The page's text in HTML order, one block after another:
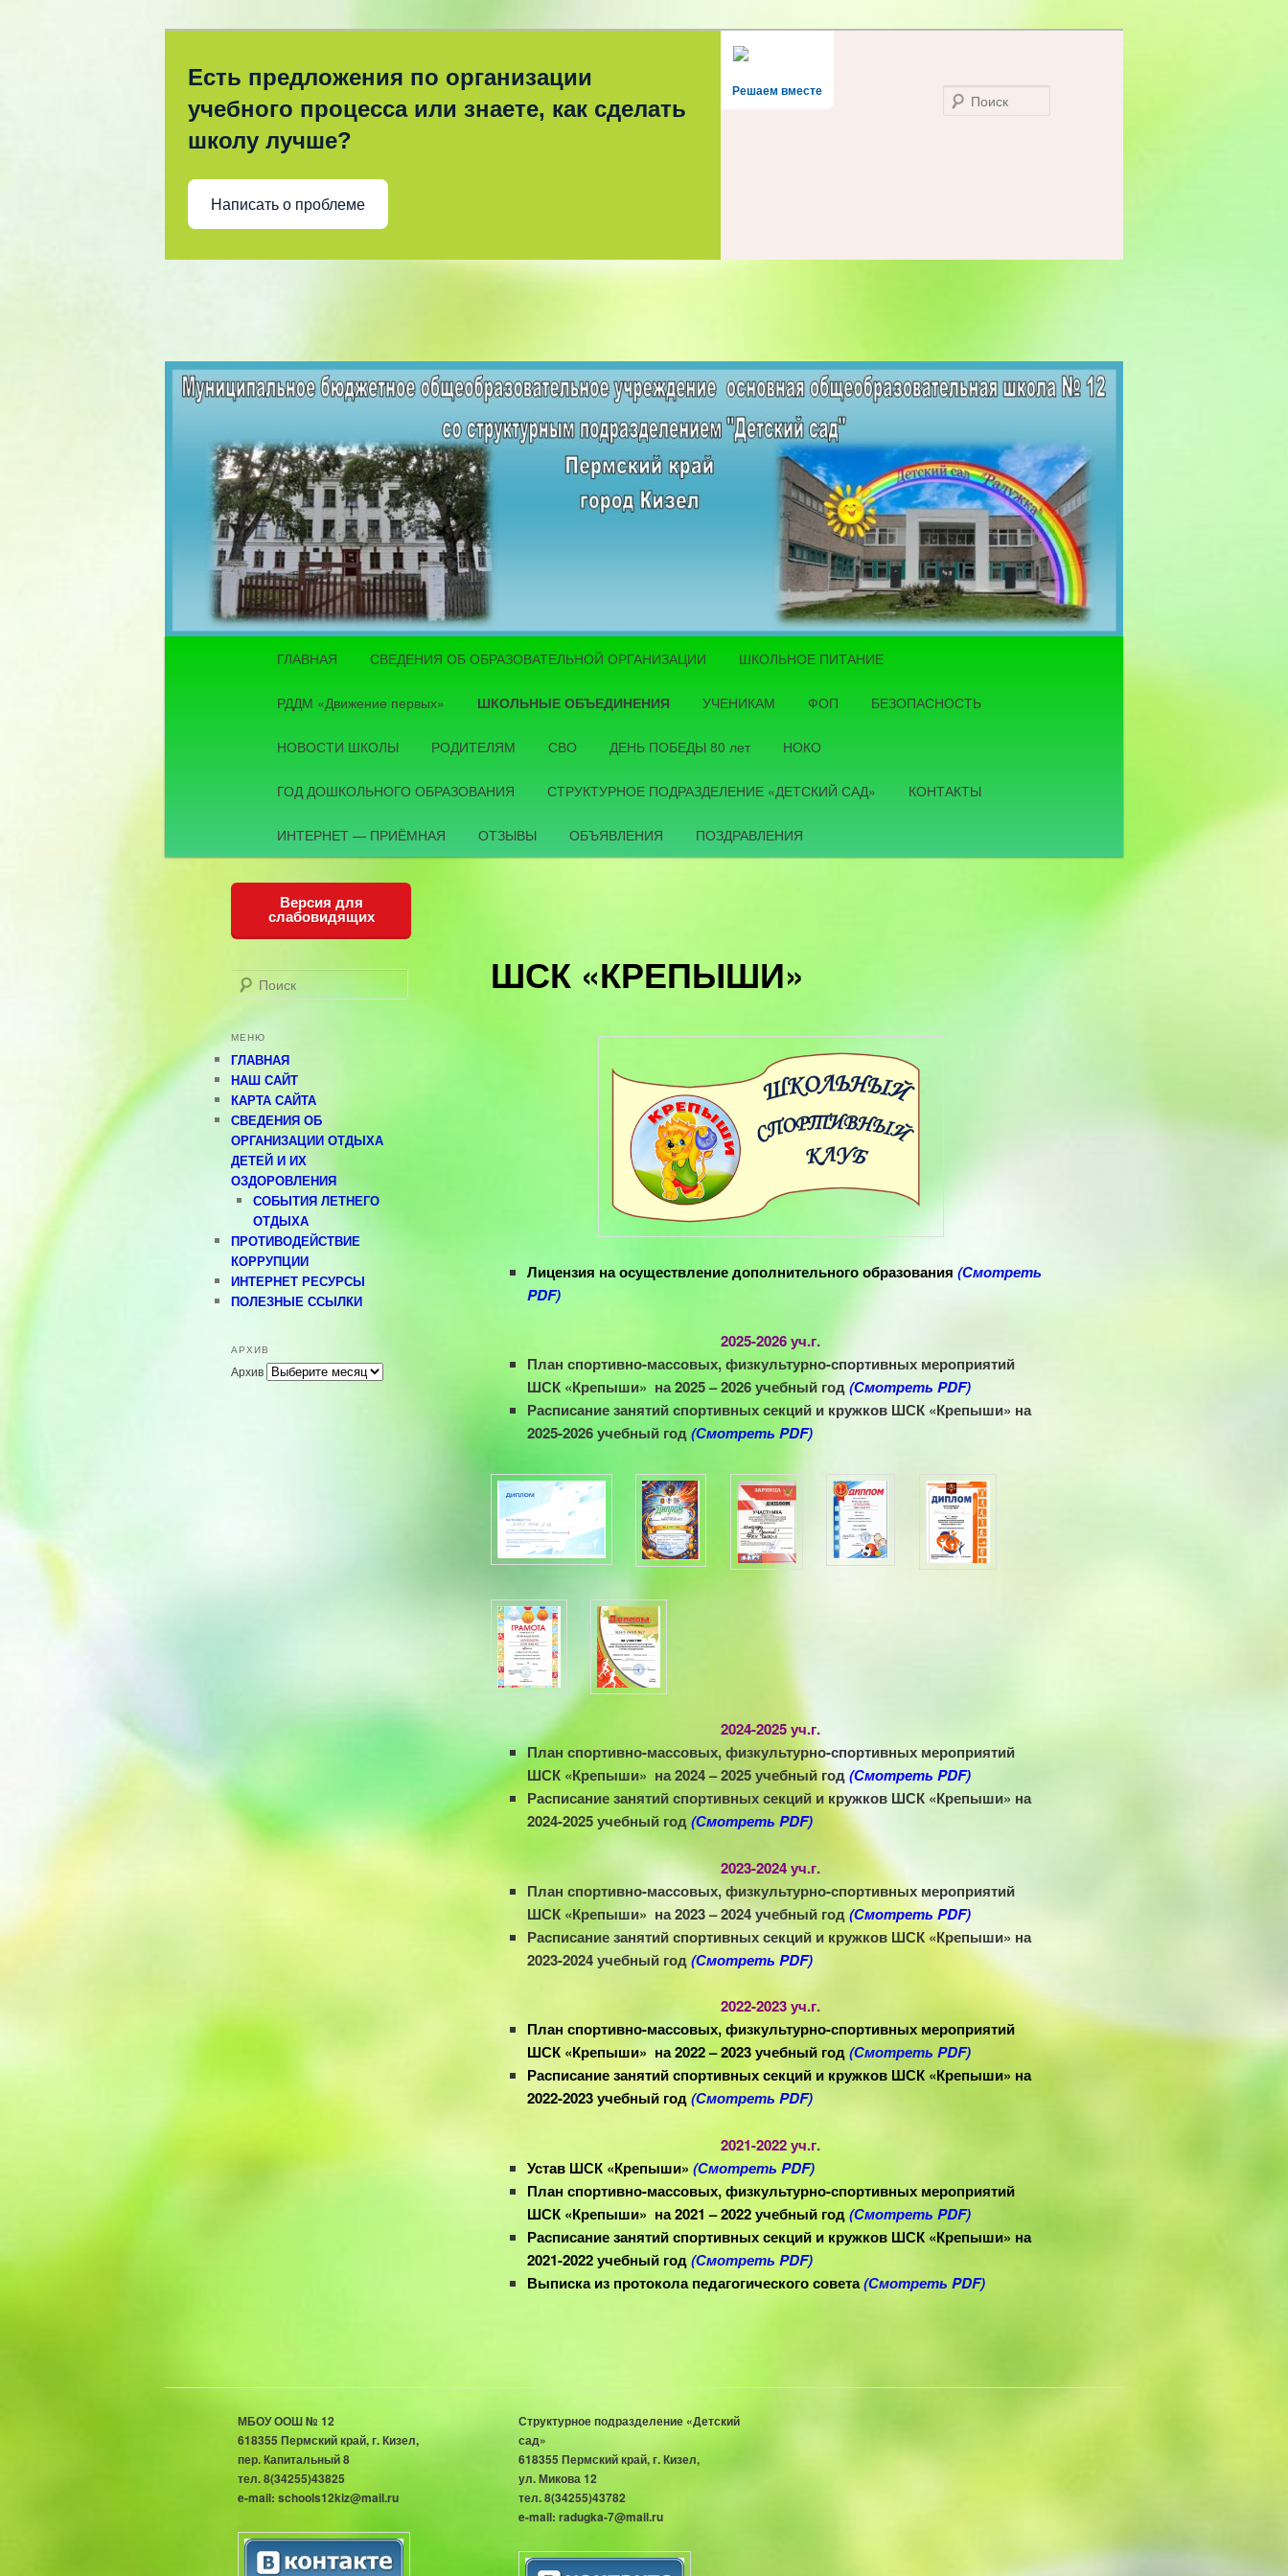
Решаем вместе
Есть предложения по организации
учебного процесса или знаете, как сделать
школу лучше?
Написать о проблеме
Перейти к основному содержимому
ГЛАВНАЯ СВЕДЕНИЯ ОБ ОБРАЗОВАТЕЛЬНОЙ ОРГАНИЗАЦИИ ШКОЛЬНОЕ ПИТАНИЕ
РДДМ «Движение первых» ШКОЛЬНЫЕ ОБЪЕДИНЕНИЯ УЧЕНИКАМ ФОП БЕЗОПАСНОСТЬ
НОВОСТИ ШКОЛЫ РОДИТЕЛЯМ СВО ДЕНЬ ПОБЕДЫ 80 лет НОКО
ГОД ДОШКОЛЬНОГО ОБРАЗОВАНИЯ СТРУКТУРНОЕ ПОДРАЗДЕЛЕНИЕ «ДЕТСКИЙ САД» КОНТАКТЫ
ИНТЕРНЕТ — ПРИЁМНАЯ ОТЗЫВЫ ОБЪЯВЛЕНИЯ ПОЗДРАВЛЕНИЯ
ШСК «КРЕПЫШИ»
Лицензия на осуществление дополнительного образования (Смотреть
PDF)
2025-2026 уч.г.
План спортивно-массовых, физкультурно-спортивных мероприятий
ШСК «Крепыши» на 2025 – 2026 учебный год(Смотреть PDF)
Расписание занятий спортивных секций и кружков ШСК «Крепыши» на
2025-2026 учебный год(Смотреть PDF)
2024-2025 уч.г.
План спортивно-массовых, физкультурно-спортивных мероприятий
ШСК «Крепыши» на 2024 – 2025 учебный год(Смотреть PDF)
Расписание занятий спортивных секций и кружков ШСК «Крепыши» на
2024-2025 учебный год(Смотреть PDF)
2023-2024 уч.г.
План спортивно-массовых, физкультурно-спортивных мероприятий
ШСК «Крепыши» на 2023 – 2024 учебный год(Смотреть PDF)
Расписание занятий спортивных секций и кружков ШСК «Крепыши» на
2023-2024 учебный год(Смотреть PDF)
2022-2023 уч.г.
План спортивно-массовых, физкультурно-спортивных мероприятий
ШСК «Крепыши» на 2022 – 2023 учебный год(Смотреть PDF)
Расписание занятий спортивных секций и кружков ШСК «Крепыши» на
2022-2023 учебный год(Смотреть PDF)
2021-2022 уч.г.
Устав ШСК «Крепыши» (Смотреть PDF)
План спортивно-массовых, физкультурно-спортивных мероприятий
ШСК «Крепыши» на 2021 – 2022 учебный год (Смотреть PDF)
Расписание занятий спортивных секций и кружков ШСК «Крепыши» на
2021-2022 учебный год (Смотреть PDF)
Выписка из протокола педагогического совета (Смотреть PDF)
Версия для
слабовидящих
Поиск
МЕНЮ
ГЛАВНАЯ
НАШ САЙТ
КАРТА САЙТА
СВЕДЕНИЯ ОБ
ОРГАНИЗАЦИИ ОТДЫХА
ДЕТЕЙ И ИХ
ОЗДОРОВЛЕНИЯ
СОБЫТИЯ ЛЕТНЕГО
ОТДЫХА
ПРОТИВОДЕЙСТВИЕ
КОРРУПЦИИ
ИНТЕРНЕТ РЕСУРСЫ
ПОЛЕЗНЫЕ ССЫЛКИ
АРХИВ
Архив
МБОУ ООШ № 12
618355 Пермский край, г. Кизел,
пер. Капитальный 8
тел. 8(34255)43825
e-mail: schools12kiz@mail.ru
Структурное подразделение «Детский
сад»
618355 Пермский край, г. Кизел,
ул. Микова 12
тел. 8(34255)43782
e-mail: radugka-7@mail.ru